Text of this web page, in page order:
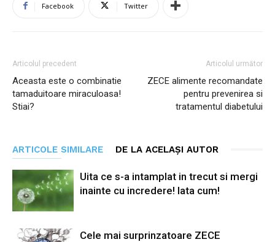
Facebook Twitter
Articolul precedent
Aceasta este o combinatie
tamaduitoare miraculoasa!
Stiai?
Articolul următor
ZECE alimente recomandate
pentru prevenirea si
tratamentul diabetului
ARTICOLE SIMILARE DE LA ACELAȘI AUTOR
Uita ce s-a intamplat in trecut si mergi
inainte cu incredere! Iata cum!
Cele mai surprinzatoare ZECE